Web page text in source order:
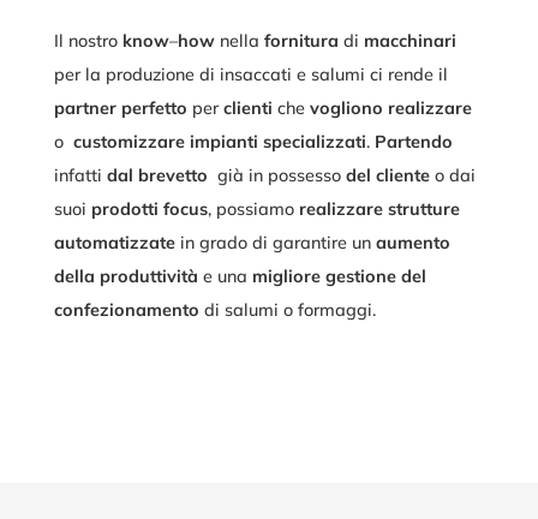
Il nostro know–hownella fornitura di macchinari
per la produzione di insaccati e salumi ci rende il
partner perfetto perclienti che vogliono realizzare
o customizzare impianti specializzati. Partendo
infatti dal brevetto già in possesso del clienteo dai
suoi prodotti focus, possiamo realizzare strutture
automatizzatein grado di garantire un aumento
della produttività e una migliore gestione del
confezionamento di salumi o formaggi.